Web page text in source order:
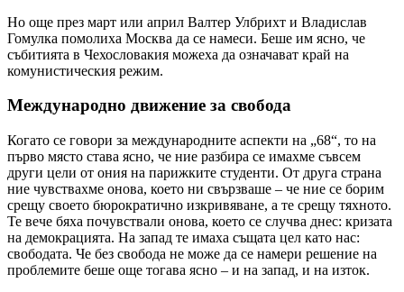
Но още през март или април Валтер Улбрихт и Владислав
Гомулка помолиха Москва да се намеси. Беше им ясно, че
събитията в Чехословакия можеха да означават край на
комунистическия режим.
Международно движение за свобода
Когато се говори за международните аспекти на „68“, то на
първо място става ясно, че ние разбира се имахме съвсем
други цели от ония на парижките студенти. От друга страна
ние чувствахме онова, което ни свързваше – че ние се борим
срещу своето бюрократично изкривяване, а те срещу тяхното.
Те вече бяха почувствали онова, което се случва днес: кризата
на демокрацията. На запад те имаха същата цел като нас:
свободата. Че без свобода не може да се намери решение на
проблемите беше още тогава ясно – и на запад, и на изток.